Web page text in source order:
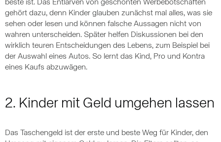
beste ist. Das Entlarven von geschönten Werbebotschaften
gehört dazu, denn Kinder glauben zunächst mal alles, was sie
sehen oder lesen und können falsche Aussagen nicht von
wahren unterscheiden. Später helfen Diskussionen bei den
wirklich teuren Entscheidungen des Lebens, zum Beispiel bei
der Auswahl eines Autos. So lernt das Kind, Pro und Kontra
eines Kaufs abzuwägen.
2. Kinder mit Geld umgehen lassen
Das Taschengeld ist der erste und beste Weg für Kinder, den